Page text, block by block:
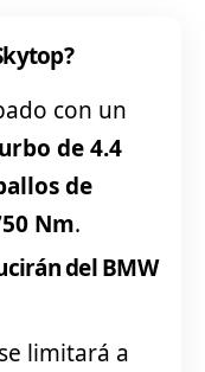
con un
de 4.4
de
Nm.
del BMW
limitará a